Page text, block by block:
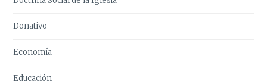
Donativo
Economía
Educación